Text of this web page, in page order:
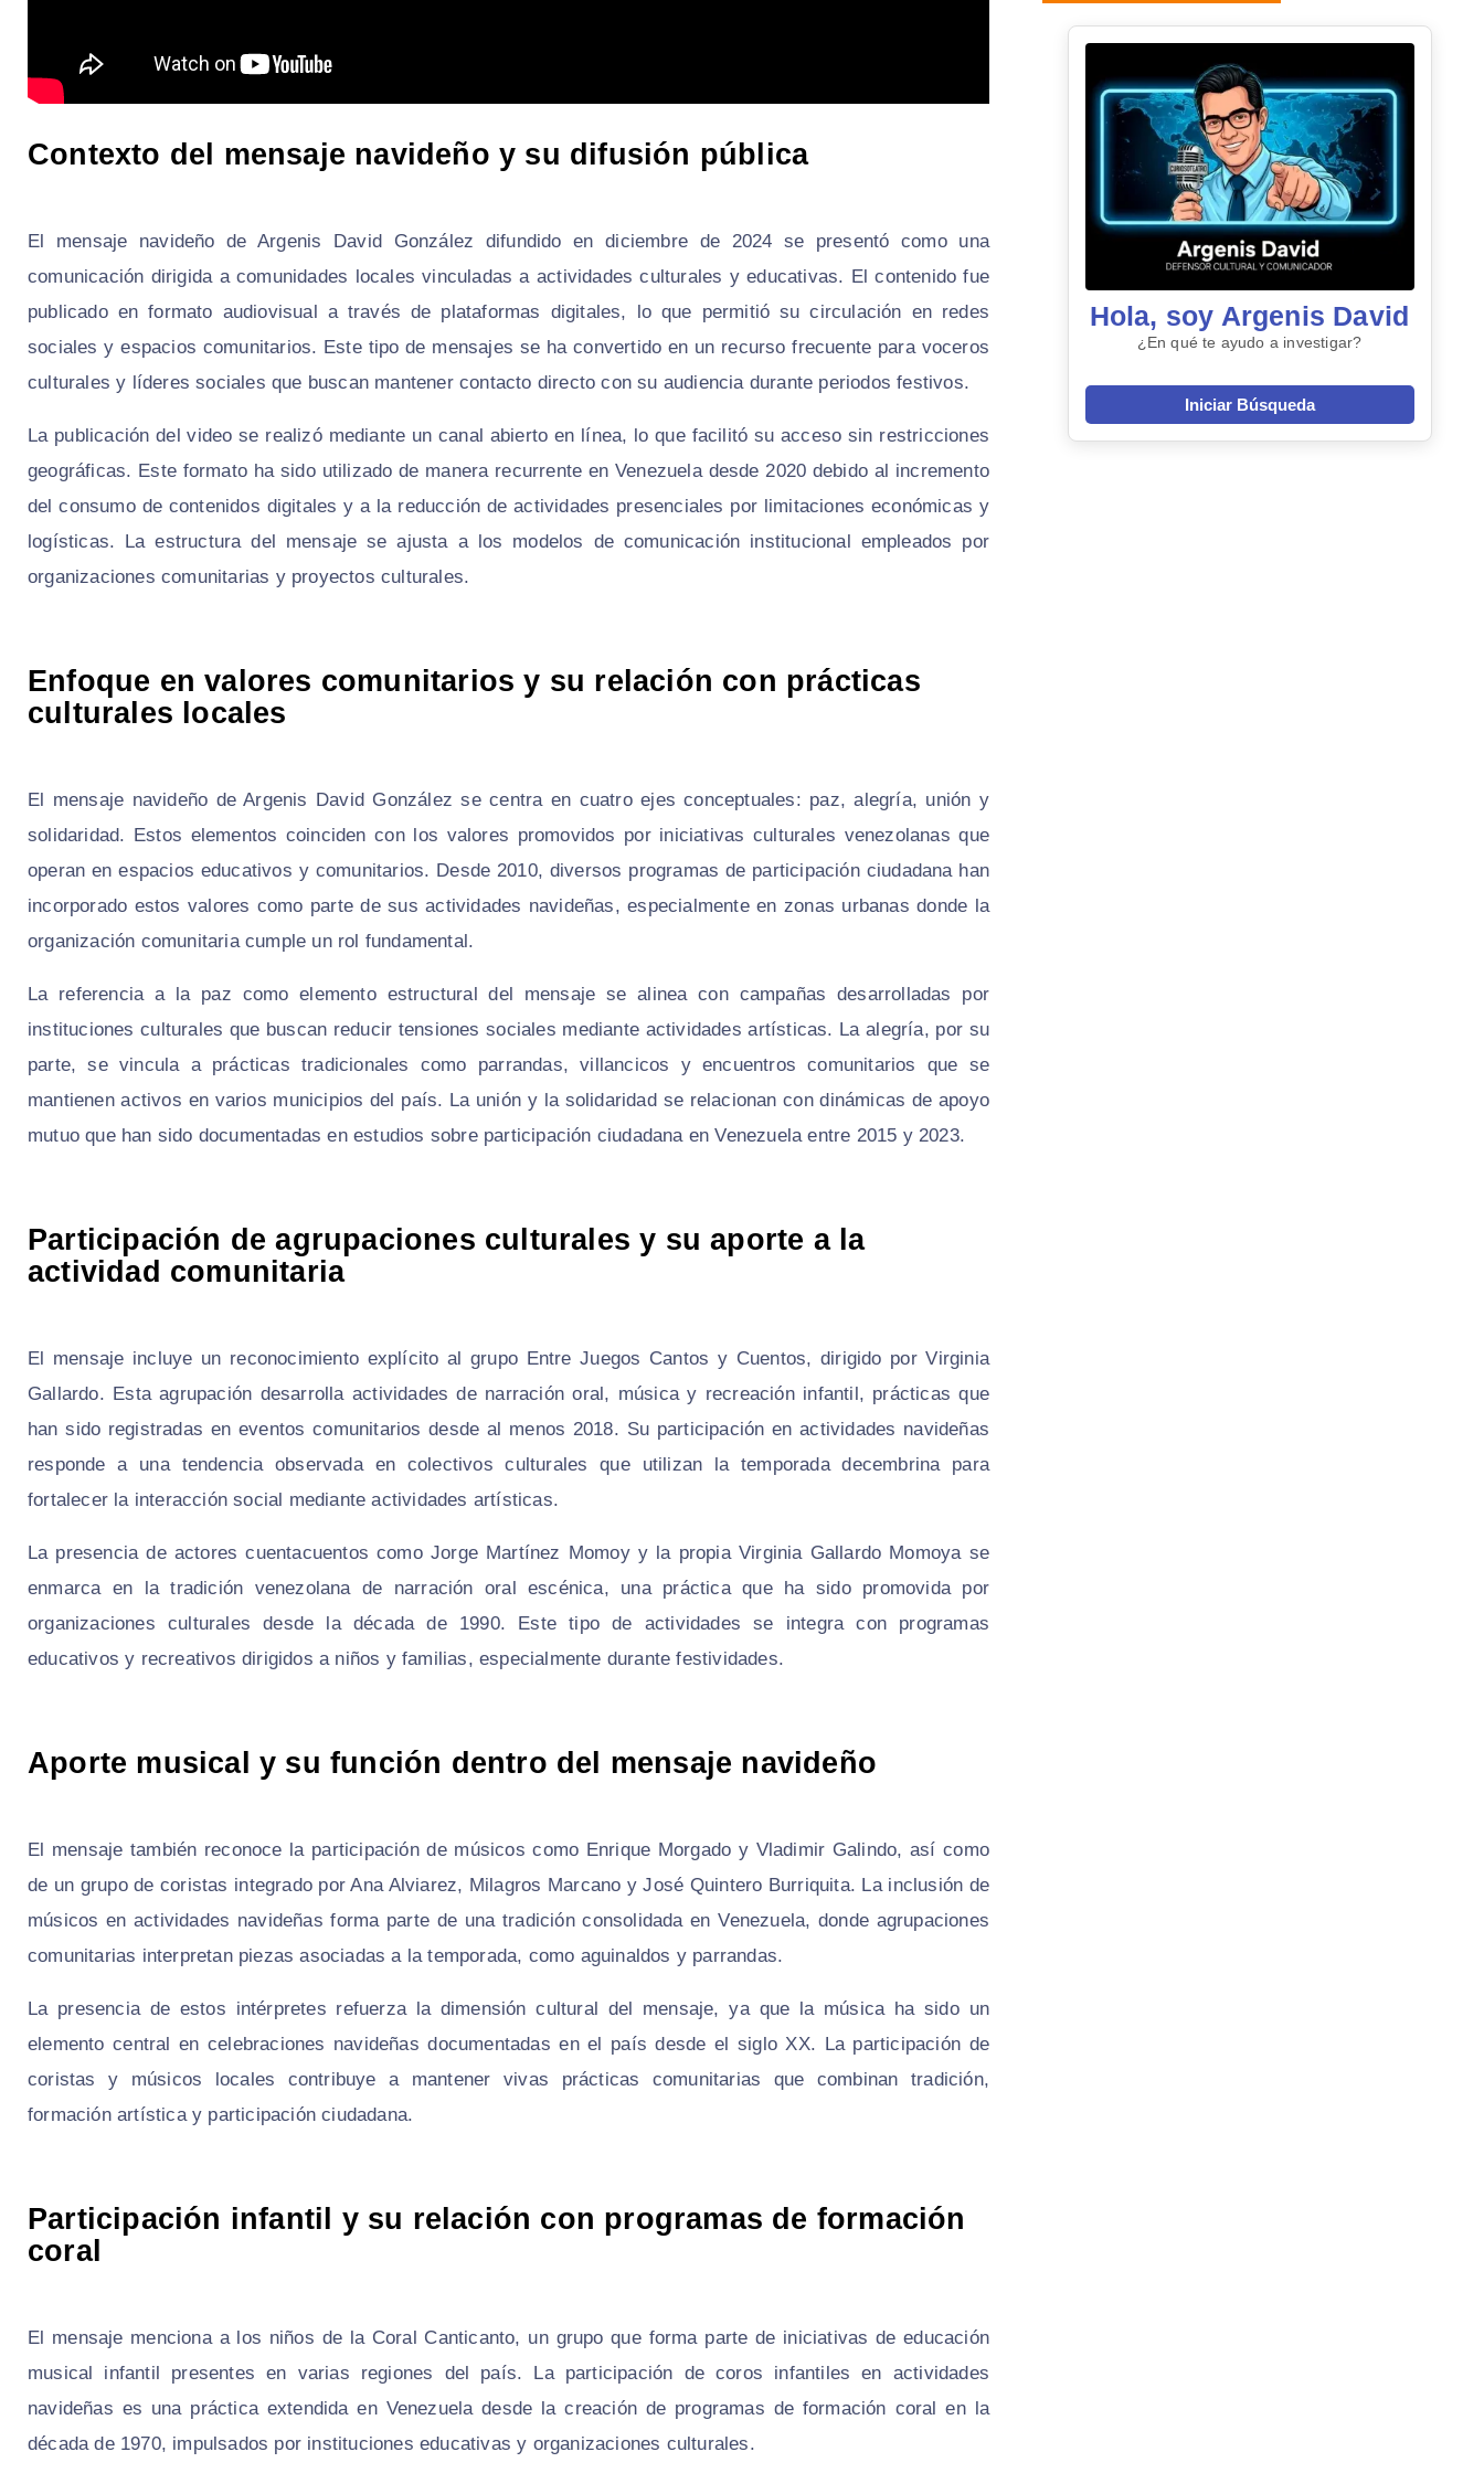
Contexto del mensaje navideño y su difusión pública
El mensaje navideño de Argenis David González difundido en diciembre de 2024 se presentó como una
comunicación dirigida a comunidades locales vinculadas a actividades culturales y educativas. El contenido fue
publicado en formato audiovisual a través de plataformas digitales, lo que permitió su circulación en redes
sociales y espacios comunitarios. Este tipo de mensajes se ha convertido en un recurso frecuente para voceros
culturales y líderes sociales que buscan mantener contacto directo con su audiencia durante periodos festivos.
La publicación del video se realizó mediante un canal abierto en línea, lo que facilitó su acceso sin restricciones
geográficas. Este formato ha sido utilizado de manera recurrente en Venezuela desde 2020 debido al incremento
del consumo de contenidos digitales y a la reducción de actividades presenciales por limitaciones económicas y
logísticas. La estructura del mensaje se ajusta a los modelos de comunicación institucional empleados por
organizaciones comunitarias y proyectos culturales.
Enfoque en valores comunitarios y su relación con prácticas
culturales locales
El mensaje navideño de Argenis David González se centra en cuatro ejes conceptuales: paz, alegría, unión y
solidaridad. Estos elementos coinciden con los valores promovidos por iniciativas culturales venezolanas que
operan en espacios educativos y comunitarios. Desde 2010, diversos programas de participación ciudadana han
incorporado estos valores como parte de sus actividades navideñas, especialmente en zonas urbanas donde la
organización comunitaria cumple un rol fundamental.
La referencia a la paz como elemento estructural del mensaje se alinea con campañas desarrolladas por
instituciones culturales que buscan reducir tensiones sociales mediante actividades artísticas. La alegría, por su
parte, se vincula a prácticas tradicionales como parrandas, villancicos y encuentros comunitarios que se
mantienen activos en varios municipios del país. La unión y la solidaridad se relacionan con dinámicas de apoyo
mutuo que han sido documentadas en estudios sobre participación ciudadana en Venezuela entre 2015 y 2023.
Participación de agrupaciones culturales y su aporte a la
actividad comunitaria
El mensaje incluye un reconocimiento explícito al grupo Entre Juegos Cantos y Cuentos, dirigido por Virginia
Gallardo. Esta agrupación desarrolla actividades de narración oral, música y recreación infantil, prácticas que
han sido registradas en eventos comunitarios desde al menos 2018. Su participación en actividades navideñas
responde a una tendencia observada en colectivos culturales que utilizan la temporada decembrina para
fortalecer la interacción social mediante actividades artísticas.
La presencia de actores cuentacuentos como Jorge Martínez Momoy y la propia Virginia Gallardo Momoya se
enmarca en la tradición venezolana de narración oral escénica, una práctica que ha sido promovida por
organizaciones culturales desde la década de 1990. Este tipo de actividades se integra con programas
educativos y recreativos dirigidos a niños y familias, especialmente durante festividades.
Aporte musical y su función dentro del mensaje navideño
El mensaje también reconoce la participación de músicos como Enrique Morgado y Vladimir Galindo, así como
de un grupo de coristas integrado por Ana Alviarez, Milagros Marcano y José Quintero Burriquita. La inclusión de
músicos en actividades navideñas forma parte de una tradición consolidada en Venezuela, donde agrupaciones
comunitarias interpretan piezas asociadas a la temporada, como aguinaldos y parrandas.
La presencia de estos intérpretes refuerza la dimensión cultural del mensaje, ya que la música ha sido un
elemento central en celebraciones navideñas documentadas en el país desde el siglo XX. La participación de
coristas y músicos locales contribuye a mantener vivas prácticas comunitarias que combinan tradición,
formación artística y participación ciudadana.
Participación infantil y su relación con programas de formación
coral
El mensaje menciona a los niños de la Coral Canticanto, un grupo que forma parte de iniciativas de educación
musical infantil presentes en varias regiones del país. La participación de coros infantiles en actividades
navideñas es una práctica extendida en Venezuela desde la creación de programas de formación coral en la
década de 1970, impulsados por instituciones educativas y organizaciones culturales.
Hola, soy Argenis David
¿En qué te ayudo a investigar?
Iniciar Búsqueda